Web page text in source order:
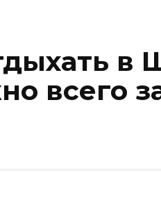
в
всего